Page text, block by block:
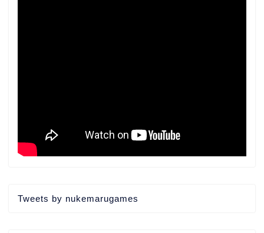
Tweets by nukemarugames